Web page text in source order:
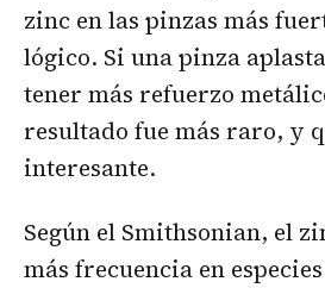
zinc en las pinzas más
lógico. Si una pinza
tener más refuerzo
resultado fue más raro, y
interesante.
Según el Smithsonian, el
más frecuencia en